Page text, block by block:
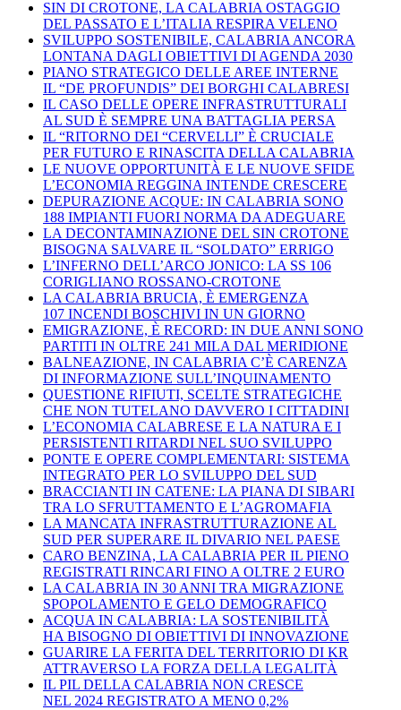
SIN DI CROTONE, LA CALABRIA OSTAGGIO
DEL PASSATO E L’ITALIA RESPIRA VELENO
SVILUPPO SOSTENIBILE, CALABRIA ANCORA
LONTANA DAGLI OBIETTIVI DI AGENDA 2030
PIANO STRATEGICO DELLE AREE INTERNE
IL “DE PROFUNDIS” DEI BORGHI CALABRESI
IL CASO DELLE OPERE INFRASTRUTTURALI
AL SUD È SEMPRE UNA BATTAGLIA PERSA
IL “RITORNO DEI “CERVELLI” È CRUCIALE
PER FUTURO E RINASCITA DELLA CALABRIA
LE NUOVE OPPORTUNITÀ E LE NUOVE SFIDE
L’ECONOMIA REGGINA INTENDE CRESCERE
DEPURAZIONE ACQUE: IN CALABRIA SONO
188 IMPIANTI FUORI NORMA DA ADEGUARE
LA DECONTAMINAZIONE DEL SIN CROTONE
BISOGNA SALVARE IL “SOLDATO” ERRIGO
L’INFERNO DELL’ARCO JONICO: LA SS 106
CORIGLIANO ROSSANO-CROTONE
LA CALABRIA BRUCIA, È EMERGENZA
107 INCENDI BOSCHIVI IN UN GIORNO
EMIGRAZIONE, È RECORD: IN DUE ANNI SONO
PARTITI IN OLTRE 241 MILA DAL MERIDIONE
BALNEAZIONE, IN CALABRIA C’È CARENZA
DI INFORMAZIONE SULL’INQUINAMENTO
QUESTIONE RIFIUTI, SCELTE STRATEGICHE
CHE NON TUTELANO DAVVERO I CITTADINI
L’ECONOMIA CALABRESE E LA NATURA E I
PERSISTENTI RITARDI NEL SUO SVILUPPO
PONTE E OPERE COMPLEMENTARI: SISTEMA
INTEGRATO PER LO SVILUPPO DEL SUD
BRACCIANTI IN CATENE: LA PIANA DI SIBARI
TRA LO SFRUTTAMENTO E L’AGROMAFIA
LA MANCATA INFRASTRUTTURAZIONE AL
SUD PER SUPERARE IL DIVARIO NEL PAESE
CARO BENZINA, LA CALABRIA PER IL PIENO
REGISTRATI RINCARI FINO A OLTRE 2 EURO
LA CALABRIA IN 30 ANNI TRA MIGRAZIONE
SPOPOLAMENTO E GELO DEMOGRAFICO
ACQUA IN CALABRIA: LA SOSTENIBILITÀ
HA BISOGNO DI OBIETTIVI DI INNOVAZIONE
GUARIRE LA FERITA DEL TERRITORIO DI KR
ATTRAVERSO LA FORZA DELLA LEGALITÀ
IL PIL DELLA CALABRIA NON CRESCE
NEL 2024 REGISTRATO A MENO 0,2%